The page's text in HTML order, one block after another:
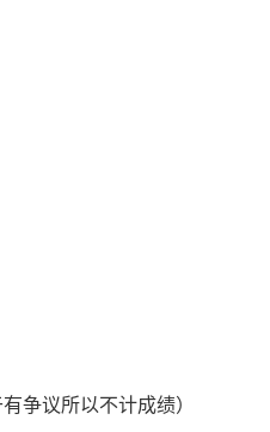
争议所以不计成绩）